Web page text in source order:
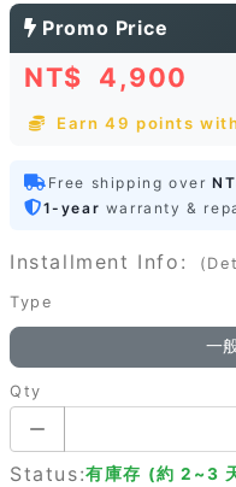
Promo Price
NT$ 4,900
Earn 49 points
Free shipping over
1-year warranty &
Installment Info:
Type
一
Qty
Status:有庫存 (約 2~3